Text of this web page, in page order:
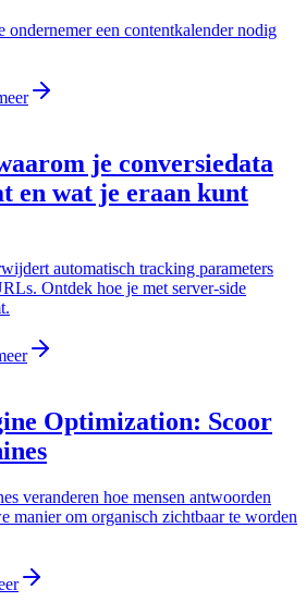
ondernemer een contentkalender nodig
je conversiedata
en wat je eraan kunt
automatisch tracking parameters
Ontdek hoe je met server-side
Optimization: Scoor
veranderen hoe mensen antwoorden
manier om organisch zichtbaar te worden